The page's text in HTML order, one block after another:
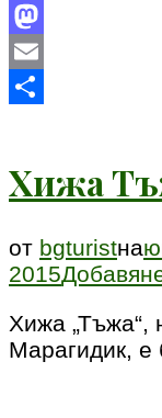
Facebook
Mastodon
Email
Хижа
от bgturistна
2015
Хижа „Тъжа“,
Марагидик, е